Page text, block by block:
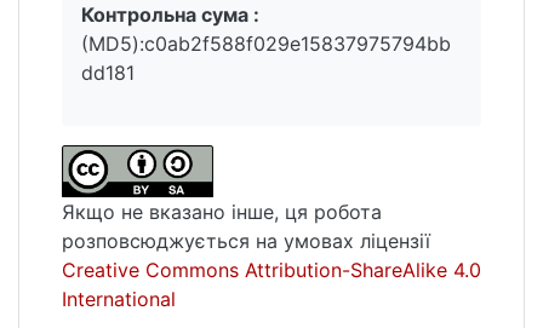
Контрольна сума :
(MD5):c0ab2f588f029e15837975794bb
dd181
Якщо не вказано інше, ця робота
розповсюджується на умовах ліцензії
Creative Commons Attribution-ShareAlike 4.0
International